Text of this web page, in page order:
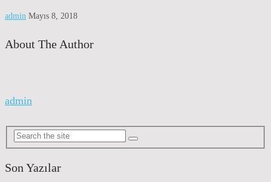
admin Mayıs 8, 2018
About The Author
admin
Son Yazılar